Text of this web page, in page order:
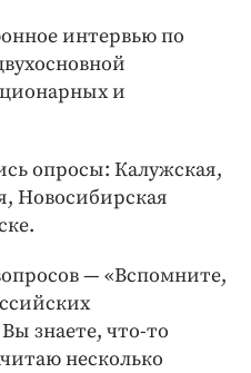
интервью по
и
опросы: Калужская,
Новосибирская
— «Вспомните,
знаете, что-то
несколько